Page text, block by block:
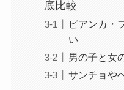
底比較
ビアンカ・
い
男の子と女
サンチョや